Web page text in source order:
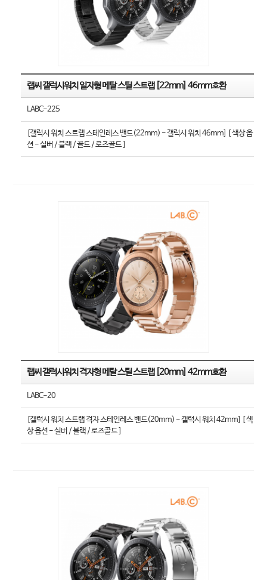
랩씨 갤럭시워치 일자형 메탈 스틸 스트랩 [22mm] 46mm호환
LABC-225
[갤럭시 워치 스트랩 스테인레스 밴드(22mm) - 갤럭시 워치 46mm] [ 색상 옵
션 - 실버 / 블랙 / 골드 / 로즈골드 ]
랩씨 갤럭시워치 격자형 메탈 스틸 스트랩 [20mm] 42mm호환
LABC-20
[갤럭시 워치 스트랩 격자 스테인레스 밴드(20mm) - 갤럭시 워치 42mm] [ 색
상 옵션 - 실버 / 블랙 / 로즈골드 ]